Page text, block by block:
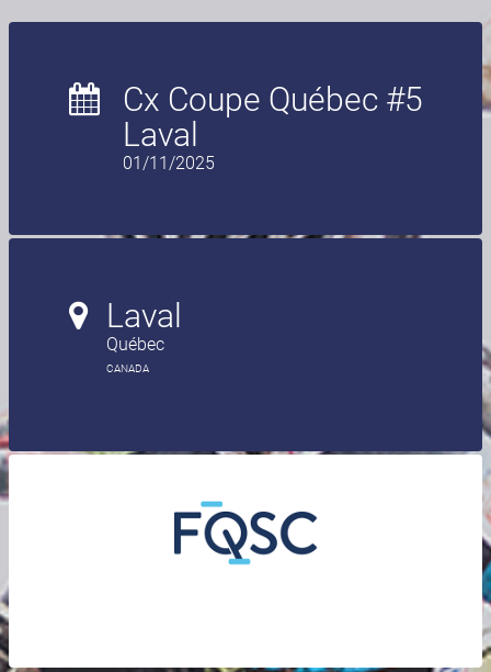
Cx Coupe Québec #5
Laval
01/11/2025
Laval
Québec
CANADA